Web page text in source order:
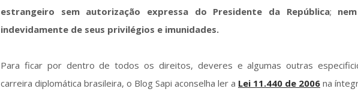
estrangeiro sem autorização expressa do Presidente da República;
indevidamente de seus privilégios e imunidades.
Para ficar por dentro de todos os direitos, deveres e algumas outras
carreira diplomática brasileira, o Blog Sapi aconselha ler a Lei 11.440 de 2006 na